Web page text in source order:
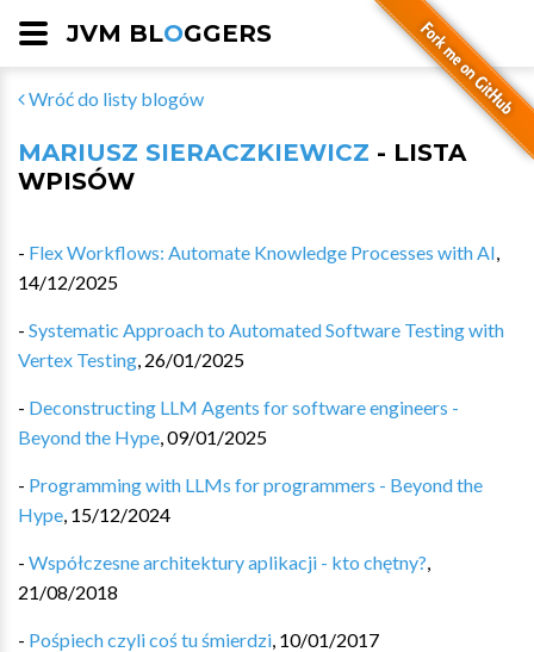
JVM BLOGGERS
Wróć do listy blogów
MARIUSZ SIERACZKIEWICZ - LISTA
WPISÓW
- Flex Workflows: Automate Knowledge Processes with AI,
14/12/2025
- Systematic Approach to Automated Software Testing with
Vertex Testing, 26/01/2025
- Deconstructing LLM Agents for software engineers -
Beyond the Hype,09/01/2025
- Programming with LLMs for programmers - Beyond the
Hype, 15/12/2024
- Współczesne architektury aplikacji - kto chętny?,
21/08/2018
- Pośpiech czyli coś tu śmierdzi, 10/01/2017